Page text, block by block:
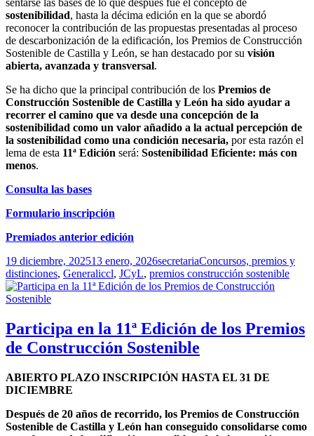
sentarse las bases de lo que después fue el concepto de
sostenibilidad, hasta la décima edición en la que se abordó
reconocer la contribución de las propuestas presentadas al proceso
de descarbonización de la edificación, los Premios de Construcción
Sostenible de Castilla y León, se han destacado por su visión
abierta, avanzada y transversal.
Se ha dicho que la principal contribución de los Premios de
Construcción Sostenible de Castilla y León ha sido ayudar a
recorrer el camino que va desde una concepción de la
sostenibilidad como un valor añadido a la actual percepción de
la sostenibilidad como una condición necesaria, por esta razón el
lema de esta 11ª Edición será: Sostenibilidad Eficiente: más con
menos.
Consulta las bases
Formulario inscripción
Premiados anterior edición
Publicado
el
19 diciembre, 202513 enero, 2026Autor
secretariaCategorías
Concursos, premios y
distinciones, GeneralEtiquetas
iccl, JCyL, premios construcción sostenible
Participa en la 11ª Edición de los Premios
de Construcción Sostenible
ABIERTO PLAZO INSCRIPCIÓN HASTA EL 31 DE
DICIEMBRE
Después de 20 años de recorrido, los Premios de Construcción
Sostenible de Castilla y León han conseguido consolidarse como